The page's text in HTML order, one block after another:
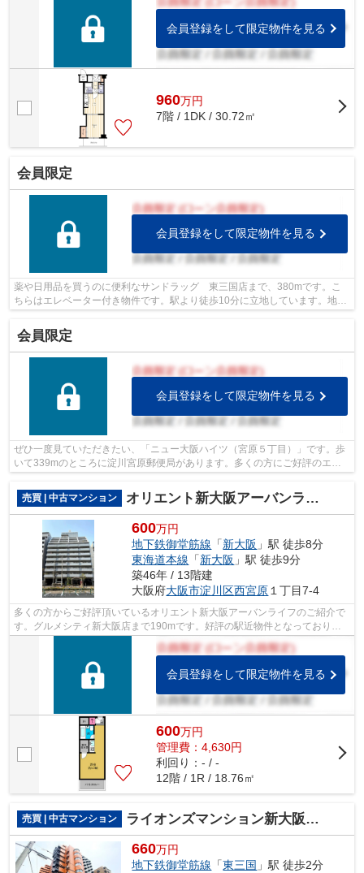
会員登録をして限定物件を見る
960万円
7階 / 1DK / 30.72㎡
会員限定
会員登録をして限定物件を見る
薬や日用品を買うのに便利なサンドラッグ 東三国店まで、380mです。こ
ちらはエレベーター付き物件です。駅より徒歩10分に立地しています。地下
鉄御堂筋線東三国近くなら、アクセスが...
会員限定
会員登録をして限定物件を見る
ぜひ一度見ていただきたい、「ニュー大阪ハイツ（宮原５丁目）」です。歩
いて339mのところに淀川宮原郵便局があります。多くの方にご好評のエレ
ベーター付き物件はこちらです。この物...
売買 | 中古マンション
オリエント新大阪アーバンライフ
600万円
地下鉄御堂筋線 「新大阪 」駅 徒歩8分
東海道本線 「新大阪 」駅 徒歩9分
築46年 / 13階建
大阪府大阪市淀川区西宮原 １丁目7-4
多くの方からご好評頂いているオリエント新大阪アーバンライフのご紹介で
す。グルメシティ新大阪店まで190mです。好評の駅近物件となっており、
駅より徒歩8分に立地しています。エレベ...
会員登録をして限定物件を見る
600万円
管理費：4,630円
利回り：- / -
12階 / 1R / 18.76㎡
売買 | 中古マンション ライオンズマンション新大阪第５
660万円
地下鉄御堂筋線 「東三国 」駅 徒歩2分